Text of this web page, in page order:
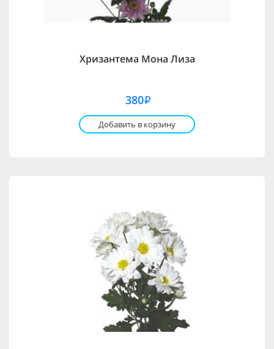
Хризантема Мона Лиза
380i
Добавить в корзину